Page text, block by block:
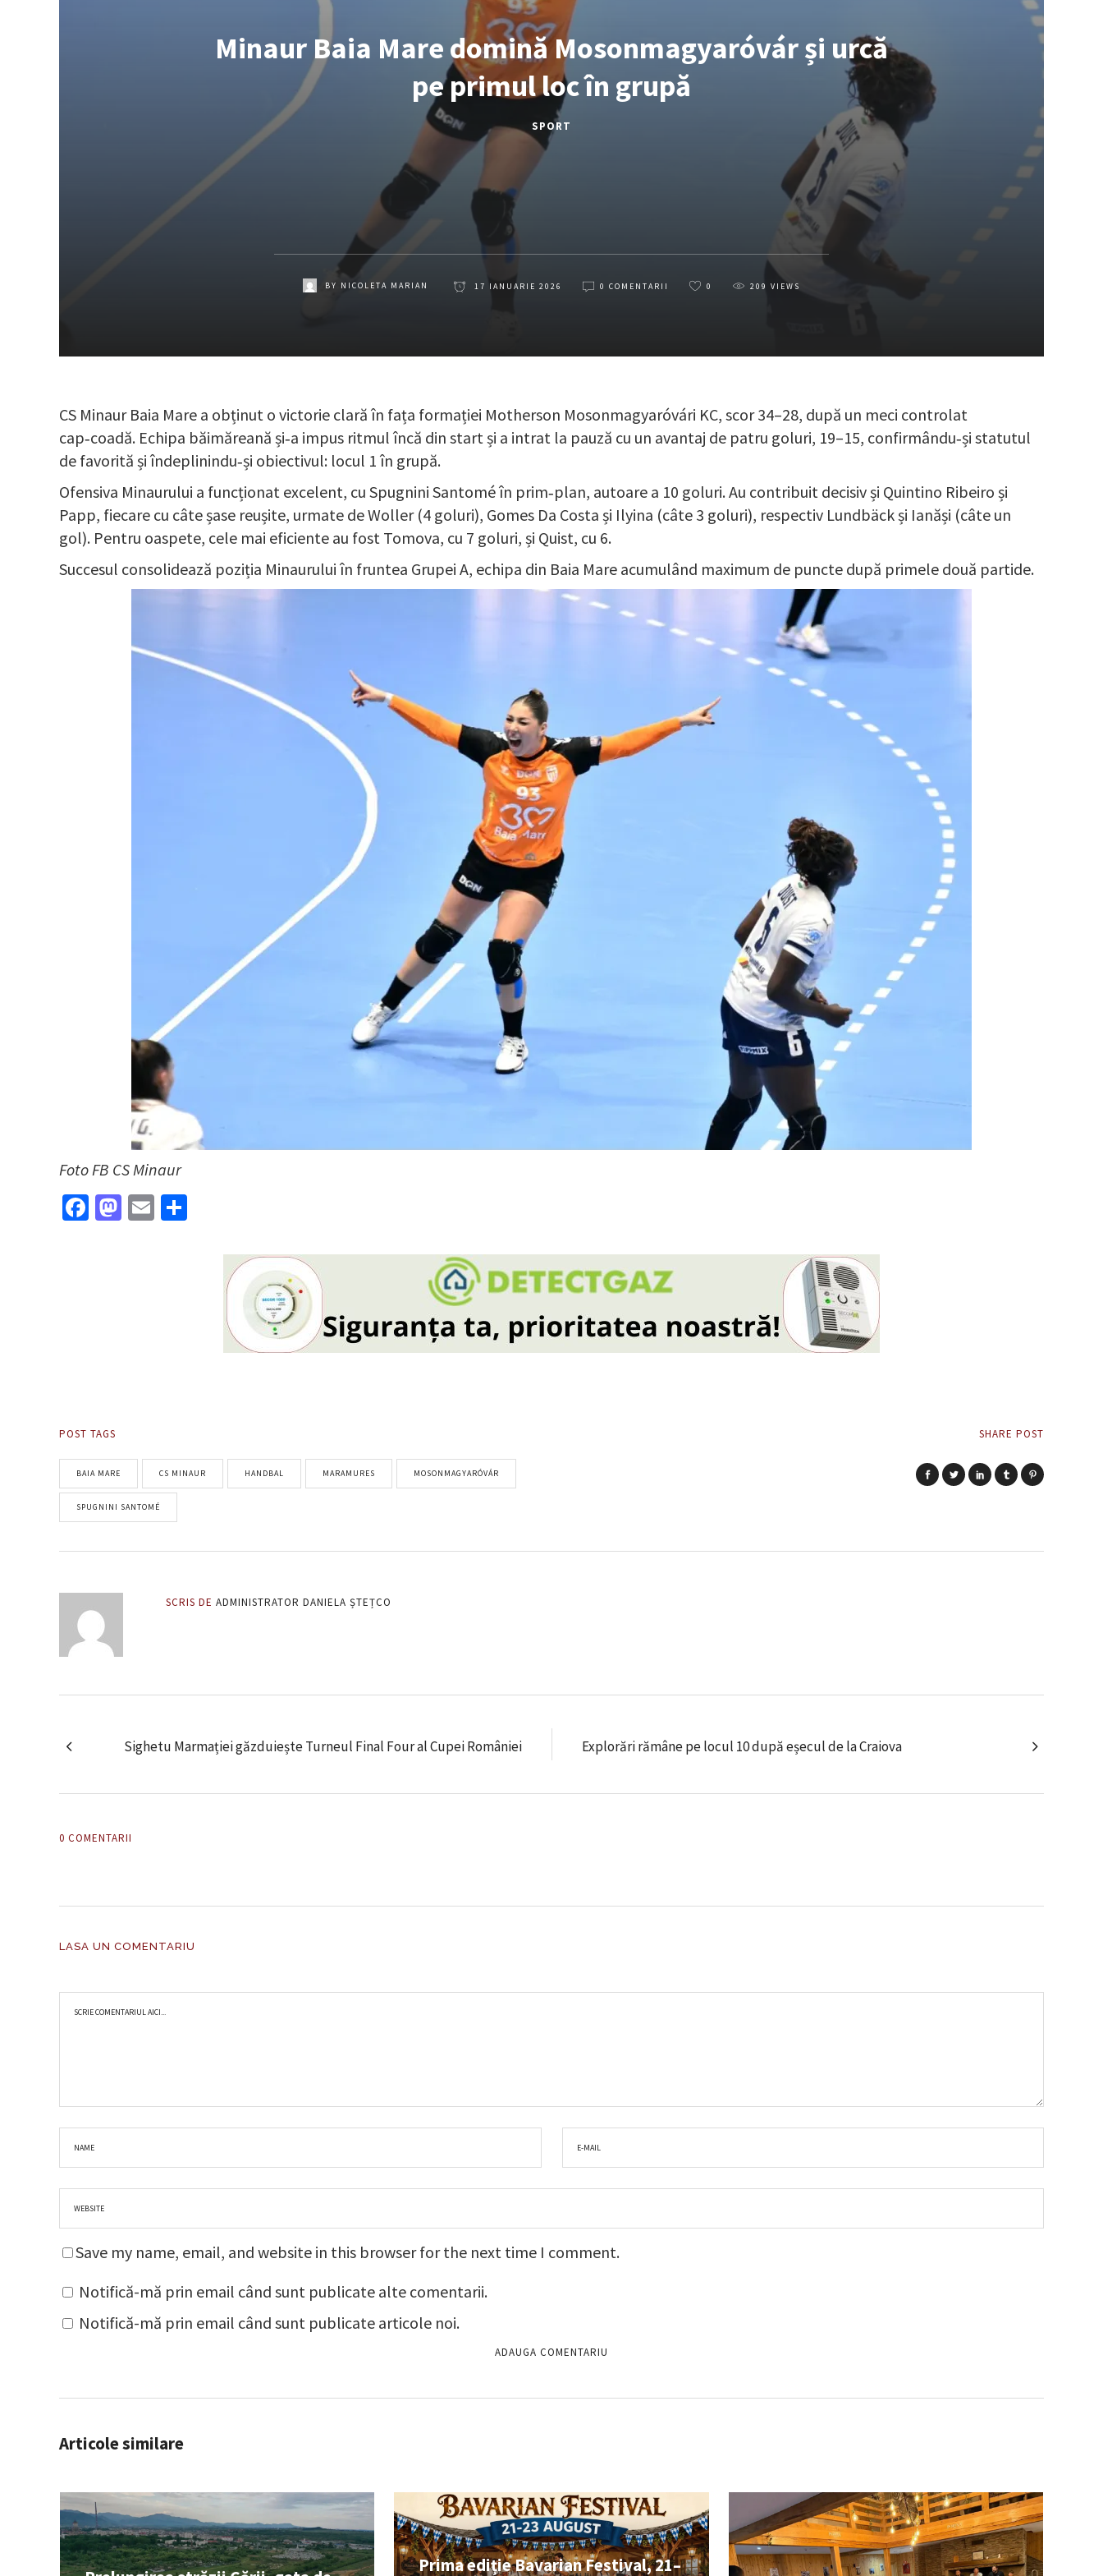
Minaur Baia Mare domină Mosonmagyaróvár și urcă
pe primul loc în grupă
SPORT
BY NICOLETA MARIAN 17 IANUARIE 2026 0 COMENTARII 0 209 VIEWS
CS Minaur Baia Mare a obținut o victorie clară în fața formației Motherson Mosonmagyaróvári KC, scor 34–28, după un meci controlat
cap‑coadă. Echipa băimăreană și‑a impus ritmul încă din start și a intrat la pauză cu un avantaj de patru goluri, 19–15, confirmându‑și statutul
de favorită și îndeplinindu‑și obiectivul: locul 1 în grupă.
Ofensiva Minaurului a funcționat excelent, cu Spugnini Santomé în prim‑plan, autoare a 10 goluri. Au contribuit decisiv și Quintino Ribeiro și
Papp, fiecare cu câte șase reușite, urmate de Woller (4 goluri), Gomes Da Costa și Ilyina (câte 3 goluri), respectiv Lundbäck și Ianăși (câte un
gol). Pentru oaspete, cele mai eficiente au fost Tomova, cu 7 goluri, și Quist, cu 6.
Succesul consolidează poziția Minaurului în fruntea Grupei A, echipa din Baia Mare acumulând maximum de puncte după primele două partide.
Foto FB CS Minaur
Facebook
Mastodon
Email
POST TAGS
BAIA MARE CS MINAUR HANDBAL MARAMURES MOSONMAGYARÓVÁR
SPUGNINI SANTOMÉ
SHARE POST
SCRIS DE ADMINISTRATOR DANIELA ȘTEȚCO
Sighetu Marmației găzduiește Turneul Final Four al Cupei României Explorări rămâne pe locul 10 după eșecul de la Craiova
0 COMENTARII
LASA UN COMENTARIU
Save my name, email, and website in this browser for the next time I comment.
Notifică-mă prin email când sunt publicate alte comentarii.
Notifică-mă prin email când sunt publicate articole noi.
Articole similare
Prima ediție Bavarian Festival, 21–